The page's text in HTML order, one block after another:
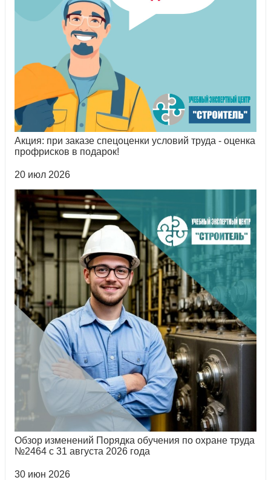
Акция: при заказе спецоценки условий труда - оценка
профрисков в подарок!
20 июл 2026
Обзор изменений Порядка обучения по охране труда
№2464 с 31 августа 2026 года
30 июн 2026